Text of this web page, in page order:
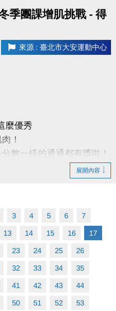
季團課增肌挑戰 - 得
來源 : 臺北市大安運動中心
麼優秀
！
數一樣的通通都有獎啦！
準，依名次提供相對應獎
數量有限，依領獎順序挑
皆無法要求更換，亦不得
展開內容
3 4 5 6 7
13 14 15 16 17
23 24 25 26
32 33 34 35
41 42 43 44
50 51 52 53